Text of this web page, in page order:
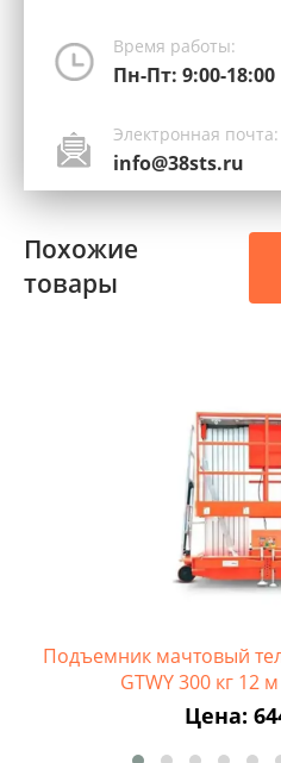
Время работы:
Пн-Пт: 9:00-18:00
Электронная почта:
info@38sts.ru
Похожие
товары
Подъемник мачтовый
GTWY 300 кг 12
Цена: